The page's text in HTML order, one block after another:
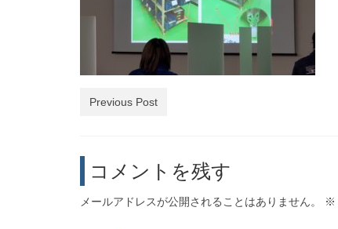
Previous Post
コメントを残す
メールアドレスが公開されることはありません。 ※